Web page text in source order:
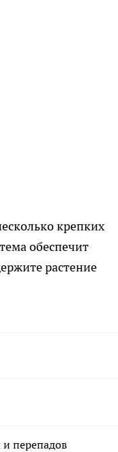
крепких
обеспечит
растение
перепадов